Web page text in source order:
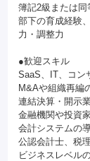
簿記2級または
部下の育成経験
力・調整力
●歓迎スキル
SaaS、IT、コン
M&Aや組織再編
連結決算・開示
金融機関や投資
会計システムの
公認会計士、税
ビジネスレベル